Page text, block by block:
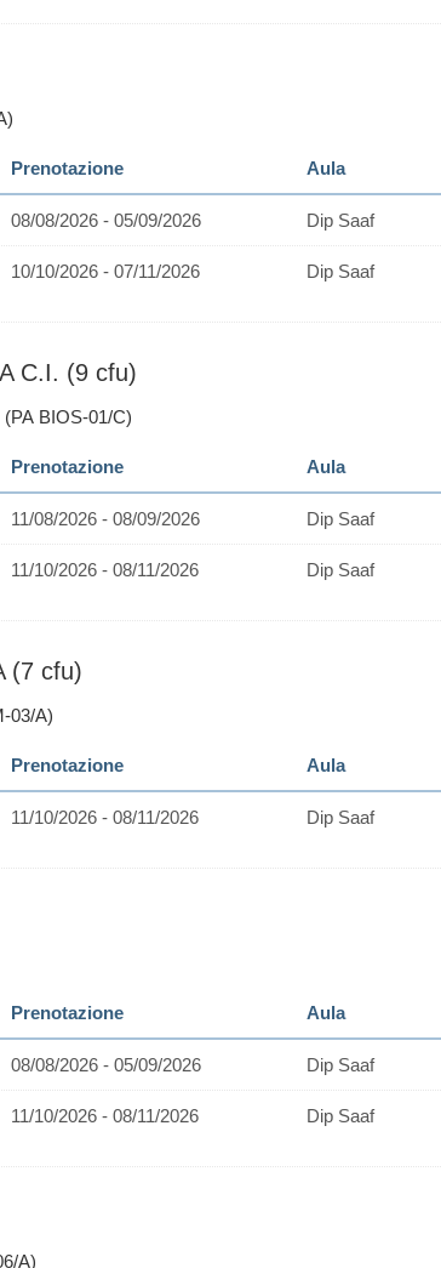
Prenotazione Aula
08/08/2026 - 05/09/2026 Dip Saaf
10/10/2026 - 07/11/2026 Dip Saaf
C.I. (9 cfu)
BIOS-01/C)
Prenotazione Aula
11/08/2026 - 08/09/2026 Dip Saaf
11/10/2026 - 08/11/2026 Dip Saaf
(7 cfu)
03/A)
Prenotazione Aula
11/10/2026 - 08/11/2026 Dip Saaf
Prenotazione Aula
08/08/2026 - 05/09/2026 Dip Saaf
11/10/2026 - 08/11/2026 Dip Saaf
A)